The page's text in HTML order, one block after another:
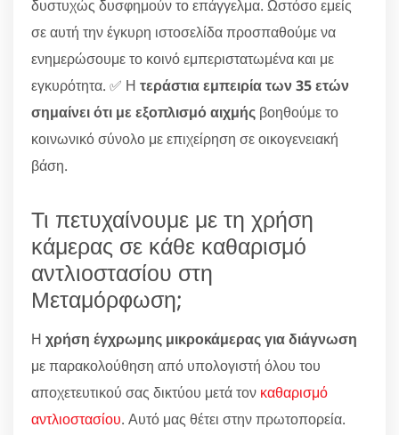
δυστυχώς δυσφημούν το επάγγελμα. Ωστόσο εμείς
σε αυτή την έγκυρη ιστοσελίδα προσπαθούμε να
ενημερώσουμε το κοινό εμπεριστατωμένα και με
εγκυρότητα. ✅ Η τεράστια εμπειρία των 35 ετών
σημαίνει ότι με εξοπλισμό αιχμής βοηθούμε το
κοινωνικό σύνολο με επιχείρηση σε οικογενειακή
βάση.
Τι πετυχαίνουμε με τη χρήση
κάμερας σε κάθε καθαρισμό
αντλιοστασίου στη
Μεταμόρφωση;
Η χρήση έγχρωμης μικροκάμερας για διάγνωση
με παρακολούθηση από υπολογιστή όλου του
αποχετευτικού σας δικτύου μετά τον καθαρισμό
αντλιοστασίου. Αυτό μας θέτει στην πρωτοπορεία.